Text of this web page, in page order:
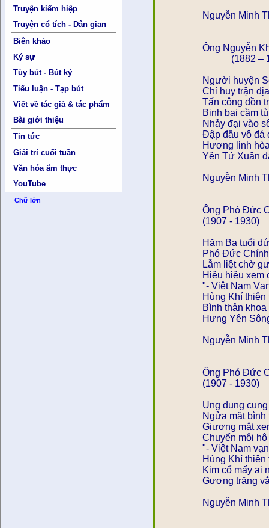
Truyện kiếm hiệp
Truyện cổ tích - Dân gian
Biên khảo
Ký sự
Tùy bút - Bút ký
Tiểu luận - Tạp bút
Viết về tác giả & tác phẩm
Bài giới thiệu
Tin tức
Giải trí cuối tuần
Văn hóa ẩm thực
YouTube
Chữ lớn
Nguyễn Minh
Ông Nguyễn
(1882 –
Người huyện
Chỉ huy trận
Tấn công đồn
Binh bại cầm
Nhảy đại
Đập đầu vô đá
Hương linh
Yên Tử Xuân
Nguyễn Minh
Ông Phó Đức
(1907 - 1930)
Hăm Ba tuổi
Phó Đức
Lẫm liệt chờ
Hiêu hiêu xem
"- Việt Nam
Hùng Khí
Bình thản
Hưng Yên
Nguyễn Minh
Ông Phó
(1907 - 1930)
Ung dung
Ngửa mặt
Giương mắt
Chuyển môi
"- Việt Nam
Hùng Khí
Kim cổ mấy ai
Gương trăng
Nguyễn Minh